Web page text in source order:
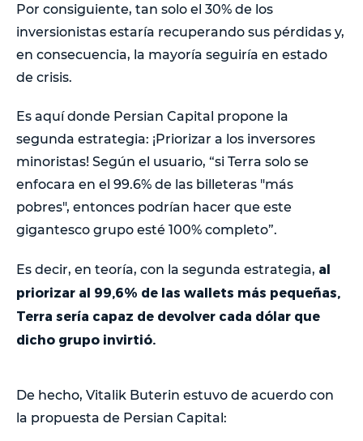
Por consiguiente, tan solo el 30% de los
inversionistas estaría recuperando sus pérdidas y,
en consecuencia, la mayoría seguiría en estado
de crisis.
Es aquí donde Persian Capital propone la
segunda estrategia: ¡Priorizar a los inversores
minoristas! Según el usuario, “si Terra solo se
enfocara en el 99.6% de las billeteras "más
pobres", entonces podrían hacer que este
gigantesco grupo esté 100% completo”.
Es decir, en teoría, con la segunda estrategia, al
priorizar al 99,6% de las wallets más pequeñas,
Terra sería capaz de devolver cada dólar que
dicho grupo invirtió.
De hecho, Vitalik Buterin estuvo de acuerdo con
la propuesta de Persian Capital: